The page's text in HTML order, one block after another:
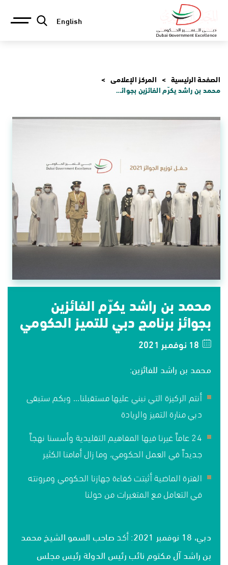
English
الصفحة الرئيسية
المركز الإعلامي
محمد بن راشد يكرّم الفائزين بجوائز برنامج دبي للتميز الحكومي
محمد بن راشد يكرّم الفائزين
بجوائز برنامج دبي للتميز الحكومي
18 نوفمبر 2021
محمد بن راشد للفائزين:
أنتم الركيزة التي نبني عليها مستقبلنا... وبكم ستبقى
دبي منارة التميز والريادة
24 عاماً غيرنا فيها المفاهيم التقليدية وأسسنا نهجاً
جديداً في العمل الحكومي، وما زال أمامنا الكثير
الفترة الماضية أثبتت كفاءة جهازنا الحكومي ومرونته
في التعامل مع المتغيرات من حولنا
دبي، 18 نوفمبر 2021: أكد صاحب السمو الشيخ محمد
بن راشد آل مكتوم نائب رئيس الدولة رئيس مجلس